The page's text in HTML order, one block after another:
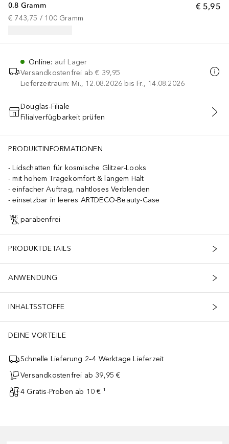
€ 5,95
0.8 Gramm
€ 743,75 / 100 Gramm
Online: auf Lager
Versandkostenfrei ab € 39,95
Lieferzeitraum: Mi., 12.08.2026 bis Fr., 14.08.2026
IN DEN WARENKORB
Douglas-Filiale
Filialverfügbarkeit prüfen
PRODUKTINFORMATIONEN
Lidschatten für kosmische Glitzer-Looks
mit hohem Tragekomfort & langem Halt
einfacher Auftrag, nahtloses Verblenden
einsetzbar in leeres ARTDECO-Beauty-Case
parabenfrei
PRODUKTDETAILS
ANWENDUNG
INHALTSSTOFFE
DEINE VORTEILE
Schnelle Lieferung 2–4 Werktage Lieferzeit
Versandkostenfrei ab 39,95 €
4 Gratis-Proben ab 10 € ¹